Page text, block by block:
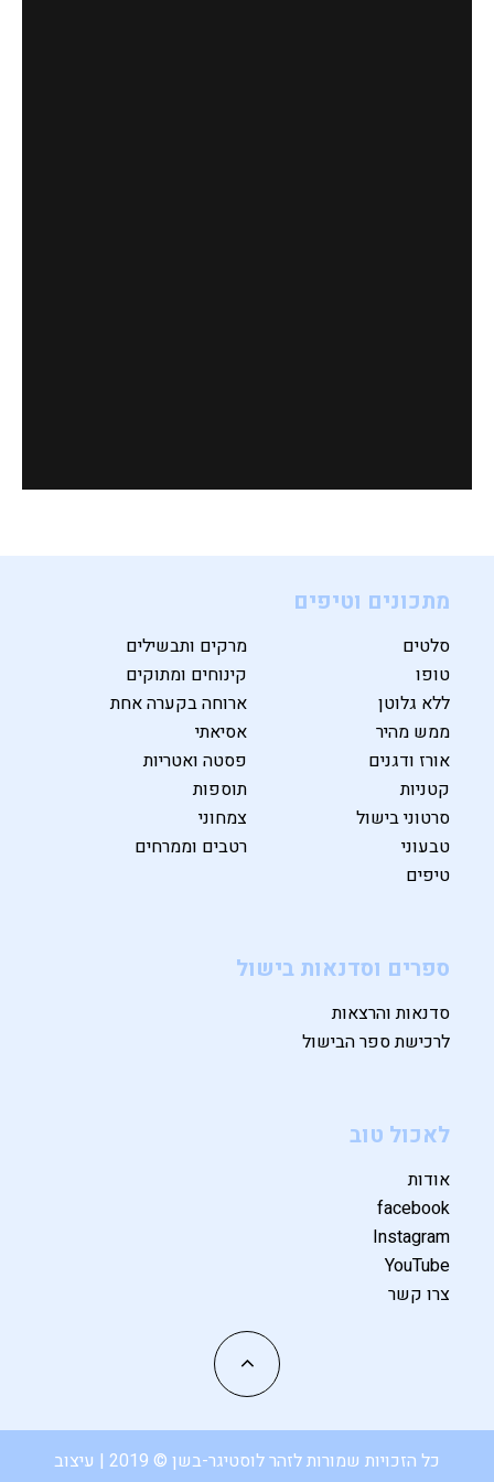
מתכונים וטיפים
סלטים
מרקים ותבשילים
טופו
קינוחים ומתוקים
ללא גלוטן
ארוחה בקערה אחת
ממש מהיר
אסיאתי
אורז ודגנים
פסטה ואטריות
קטניות
תוספות
סרטוני בישול
צמחוני
טבעוני
רטבים וממרחים
טיפים
ספרים וסדנאות בישול
סדנאות והרצאות
לרכישת ספר הבישול
לאכול טוב
אודות
facebook
Instagram
YouTube
צרו קשר
כל הזכויות שמורות לזהר לוסטיגר-בשן © 2019 | עיצוב